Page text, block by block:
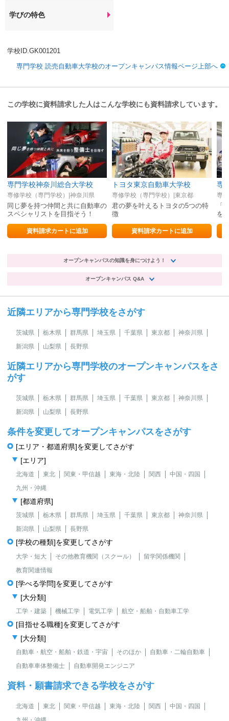
学びの特色
学校ID.GK001201
専門学校 読売自動車大学校のオープンキャンパス情報ページ上部へ
この学校に資料請求した人はこんな学校にも資料請求しています。
専門学校神奈川総合大学校
専修学校（専門学校）|神奈川県
同じ夢を持つ仲間と共に自動車の
スペシャリストを目指そう！
資料請求カートに追加
トヨタ東京自動車大学校
専修学校（専門学校）|東京都
君の夢を叶えるトヨタの5つの特
徴
資料請求カートに追加
専
「
を
オープンキャンパスの知識を身につけよう！
オープンキャンパス Q&A
近隣エリアから専門学校をさがす
茨城県 栃木県 群馬県 埼玉県 千葉県 東京都
神奈川県
新潟県
山梨県 長野県
近隣エリアから専門学校のオープンキャンパスをさ
がす
茨城県 栃木県 群馬県 埼玉県 千葉県 東京都
神奈川県
新潟県
山梨県 長野県
条件を変更してオープンキャンパスをさがす
[エリア・都道府県]を変更してさがす
[エリア]
北海道 東北 関東・甲信越 東海・北陸 関西
中国・四国
九州・沖縄
[都道府県]
茨城県 栃木県 群馬県 埼玉県 千葉県 東京都
神奈川県
新潟県
山梨県 長野県
[学校の種類]を変更してさがす
大学・短大 その他教育機関（スクール）
留学関係機関
教育関連情報
[学べる学問]を変更してさがす
[大分類]
工学・建築 機械工学 電気工学 航空・船舶・自動車工学
[目指せる職種]を変更してさがす
[大分類]
自動車・航空・船舶・鉄道・宇宙 そのほか
自動車・二輪自動車
自動車車体整備士
自動車開発エンジニア
資料・願書請求できる学校をさがす
北海道 東北 関東・甲信越 東海・北陸 関西
中国・四国